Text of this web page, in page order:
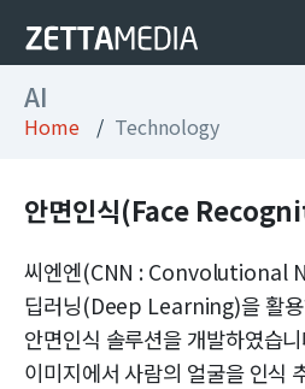
AI
Home Technology
안면인식(Face
씨엔엔(CNN : Convolutional
딥러닝(Deep Learning)을 활
안면인식 솔루션을 개발하였습
이미지에서 사람의 얼굴을 인식